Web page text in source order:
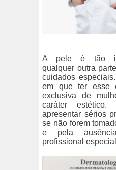
A pele é tão
qualquer outra
cuidados
em que ter esse
exclusiva de
caráter estético.
apresentar sérios
se não forem
e pela
profissional